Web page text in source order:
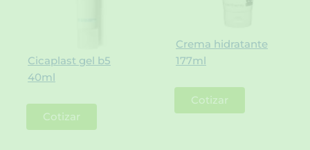
Cicaplast gel b5
40ml
Cotizar
Crema hidratante
177ml
Cotizar